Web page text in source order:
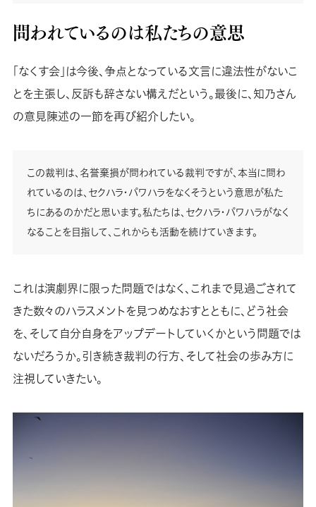
問われているのは私たちの意思
「なくす会」は今後、争点となっている文言に違法性がないこ
とを主張し、反訴も辞さない構えだという。最後に、知乃さん
の意見陳述の一節を再び紹介したい。
この裁判は、名誉棄損が問われている裁判ですが、本当に問わ
れているのは、セクハラ・パワハラをなくそうという意思が私た
ちにあるのかだと思います。私たちは、セクハラ・パワハラがなく
なることを目指して、これからも活動を続けていきます。
これは演劇界に限った問題ではなく、これまで見過ごされて
きた数々のハラスメントを見つめなおすとともに、どう社会
を、そして自分自身をアップデートしていくかという問題では
ないだろうか。引き続き裁判の行方、そして社会の歩み方に
注視していきたい。